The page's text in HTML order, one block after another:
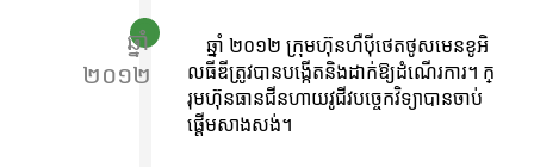
ឆ្នាំ
២០១២
ឆ្នាំ ២០១២ ក្រុមហ៊ុនហឺប៉ីថេតថូសមេនខូអិ
លធីឌីត្រូវបានបង្កើតនិងដាក់ឱ្យដំណើរការ។ ក្
រុមហ៊ុនធានជីនហាយវូជីវបច្ចេកវិទ្យាបានចាប់
ផ្តើមសាងសង់។